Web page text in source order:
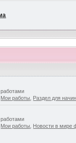
Мои работы Раздел для
Мои работы Новости в мире